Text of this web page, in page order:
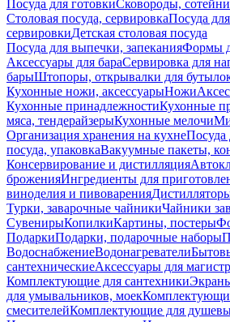
Посуда для готовкиСковороды,
Столовая посуда, сервировкаПосуда
сервировкиДетская столовая посуда
Посуда для выпечки, запеканияФормы
Аксессуары для бараСервировка для
барыШтопоры, открывалки для
Кухонные ножи, аксессуарыНожи
Кухонные принадлежностиКухонные
мяса, тендерайзерыКухонные мелочи
Организация хранения на кухнеПосуда
посуда, упаковкаВакуумные пакеты,
Консервирование и дистилляция
броженияИнгредиенты для
виноделия и пивоварения
Турки, заварочные чайникиЧайники
СувенирыКопилкиКартины, постеры
ПодаркиПодарки, подарочные наборы
ВодоснабжениеВодонагреватели
сантехническиеАксессуары для
Комплектующие для сантехники
для умывальников, моек
смесителейКомплектующие для